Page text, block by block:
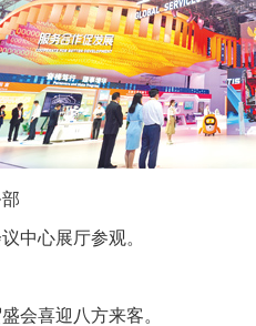
中心展厅参观。
会喜迎八方来客。